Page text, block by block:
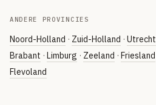
ANDERE PROVINCIES
Noord-Holland · Zuid-Holland · Utrecht
Brabant · Limburg · Zeeland · Friesland
Flevoland